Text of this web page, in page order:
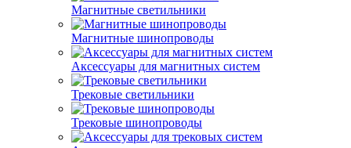
Магнитные светильники
Магнитные шинопроводы
Аксессуары для магнитных систем
Трековые светильники
Трековые шинопроводы